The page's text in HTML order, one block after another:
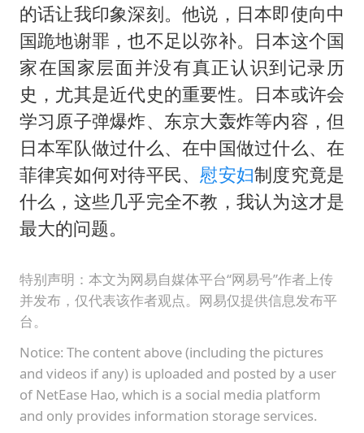
的话让我印象深刻。他说，日本即使向中
国跪地谢罪，也不足以弥补。日本这个国
家在国家层面并没有真正认识到记录历
史，尤其是近代史的重要性。日本或许会
学习原子弹爆炸、东京大轰炸等内容，但
日本军队做过什么、在中国做过什么、在
菲律宾如何对待平民、 慰安妇制度究竟是
什么，这些几乎完全不教，我认为这才是
最大的问题。
特别声明：本文为网易自媒体平台“网易号”作者上传
并发布，仅代表该作者观点。网易仅提供信息发布平
台。
Notice: The content above (including the pictures
and videos if any) is uploaded and posted by a user
of NetEase Hao, which is a social media platform
and only provides information storage services.